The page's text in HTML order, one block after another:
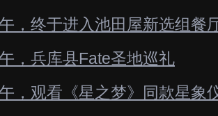
，终于进入池田屋新选组餐
，兵库县Fate圣地巡礼
，观看《星之梦》同款星象